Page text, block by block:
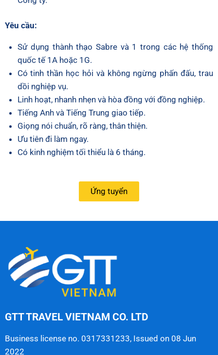
Yêu cầu:
Sử dụng thành thạo Sabre và 1 trong các hệ thống
quốc tế 1A hoặc 1G.
Có tinh thần học hỏi và không ngừng phấn đấu, trau
dồi nghiệp vụ.
Linh hoạt, nhanh nhẹn và hòa đồng với đồng nghiệp.
Tiếng Anh và Tiếng Trung giao tiếp.
Giọng nói chuẩn, rõ ràng, thân thiện.
Ưu tiên đi làm ngay.
Có kinh nghiệm tối thiểu là 6 tháng.
Ứng tuyển
GTT TRAVEL VIETNAM CO. LTD
Business license no. 0317331233, Issued on 08 Jun
2022